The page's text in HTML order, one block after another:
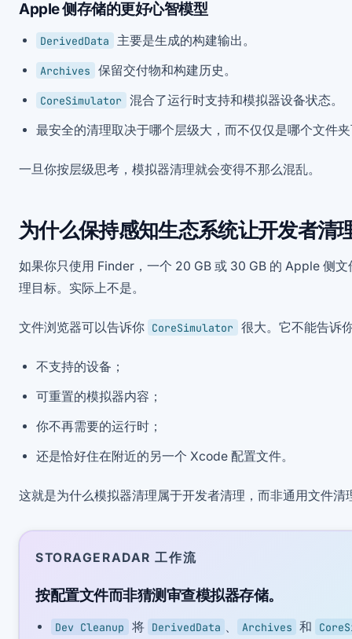
Apple 侧存储的更好心智模型
DerivedData 主要是生成的构建输出。
Archives 保留交付物和构建历史。
CoreSimulator
混合了运行时支持和模拟器设备状态。
最安全的清理取决于哪个层级大，而不仅仅是哪个文件
一旦你按层级思考，模拟器清理就会变得不那么混乱。
为什么保持感知生态系统让开发者清
如果你只使用 Finder，一个 20 GB 或 30 GB 的 Apple 侧
理目标。实际上不是。
文件浏览器可以告诉你 CoreSimulator 很大。它不能告诉
不支持的设备；
可重置的模拟器内容；
你不再需要的运行时；
还是恰好住在附近的另一个 Xcode 配置文件。
这就是为什么模拟器清理属于开发者清理，而非通用文件清
STORAGERADAR 工作流
按配置文件而非猜测审查模拟器存储。
Dev Cleanup 将 DerivedData Archives 和